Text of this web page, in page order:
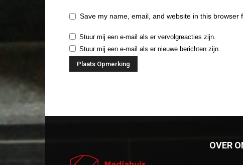
Save my name, email, and website in this browser
Stuur mij een e-mail als er vervolgreacties zijn.
Stuur mij een e-mail als er nieuwe berichten zijn.
OVER